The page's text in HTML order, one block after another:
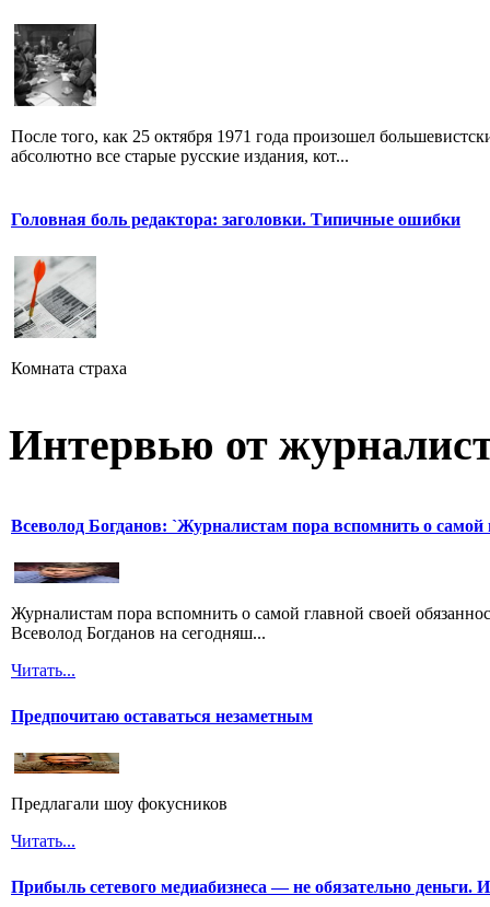
После того, как 25 октября 1971 года произошел
абсолютно все старые русские издания, кот...
Головная боль редактора: заголовки. Типичные ошибки
Комната страха
Интервью от
Всеволод Богданов: `Журналистам пора вспомнить о самой
Журналистам пора вспомнить о самой главной своей
Всеволод Богданов на сегодняш...
Читать...
Предпочитаю оставаться незаметным
Предлагали шоу фокусников
Читать...
Прибыль сетевого медиабизнеса — не обязательно деньги.